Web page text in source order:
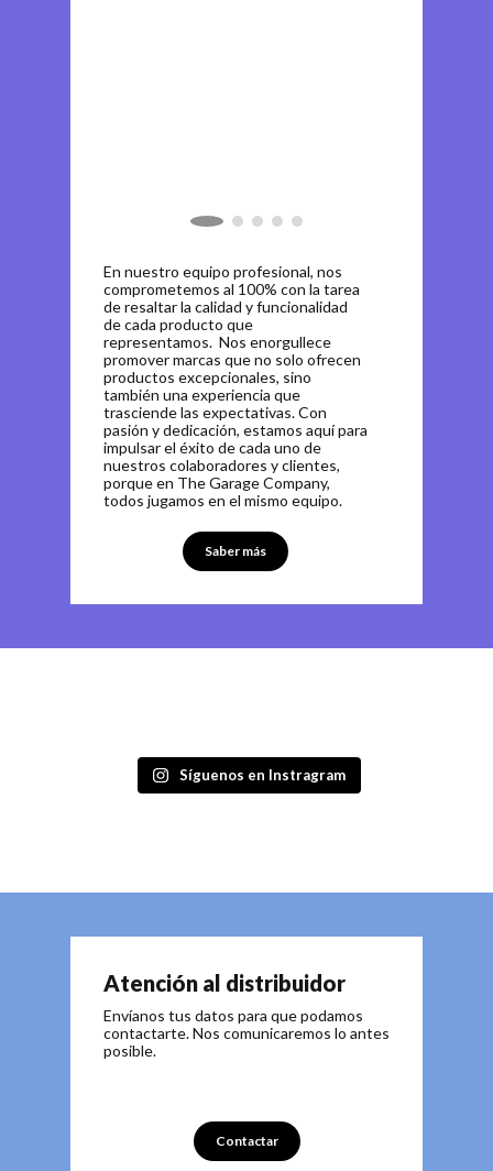
En nuestro equipo profesional, nos
comprometemos al 100% con la tarea
de resaltar la calidad y funcionalidad
de cada producto que
representamos. Nos enorgullece
promover marcas que no solo ofrecen
productos excepcionales, sino
también una experiencia que
trasciende las expectativas. Con
pasión y dedicación, estamos aquí para
impulsar el éxito de cada uno de
nuestros colaboradores y clientes,
porque en The Garage Company,
todos jugamos en el mismo equipo.
Saber más
Síguenos en Instragram
Atención al distribuidor
Envíanos tus datos para que podamos
contactarte. Nos comunicaremos lo antes
posible.
Contactar